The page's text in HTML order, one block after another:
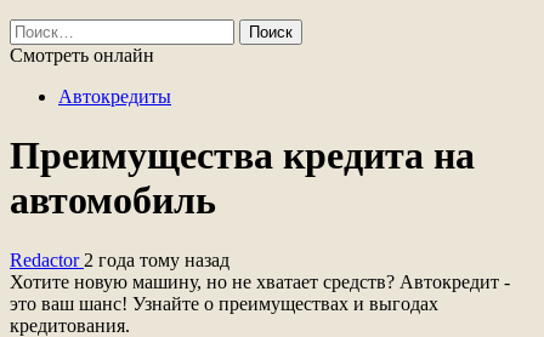
Найти:
Смотреть онлайн
Автокредиты
Преимущества кредита на
автомобиль
Redactor 2 года тому назад
Хотите новую машину, но не хватает средств? Автокредит -
это ваш шанс! Узнайте о преимуществах и выгодах
кредитования.